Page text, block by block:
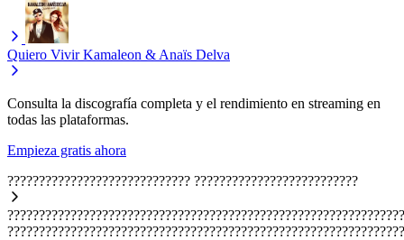
Quiero Vivir Kamaleon & Anaïs Delva
Consulta la discografía completa y el rendimiento en streaming en
todas las plataformas.
Empieza gratis ahora
????????????????????????????? ??????????????????????????